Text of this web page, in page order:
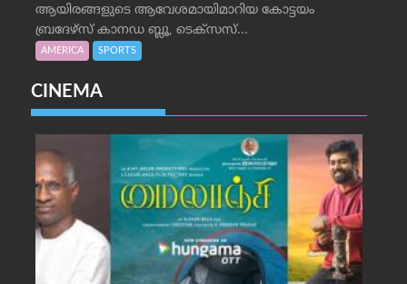
ആയിരങ്ങളുടെ ആവേശമായിമാറിയ കോട്ടയം
ബ്രദേഴ്‌സ് കാനഡ ബ്ലൂ, ടെക്‌സസ്...
AMERICA SPORTS
CINEMA